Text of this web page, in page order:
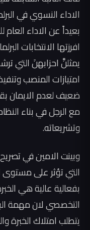
الاداء النسوي في
بعيداً عن الاداء العام
افرزتها الانتخابات
يمثلنَّ احزابهنَ التي
امتيازات المنصب
ضعيف لعدم الايمان
مع الرجل في بناء
وتشريعاته.
وبينت الامين في تصريح
التي تؤثر على مستوى
بفعالية عالية هي
التخصصي لان مهمة
يتطلب امتلاك الخبرة